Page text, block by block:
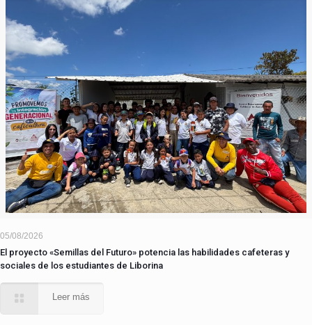
05/08/2026
El proyecto «Semillas del Futuro» potencia las habilidades cafeteras y
sociales de los estudiantes de Liborina
Leer más